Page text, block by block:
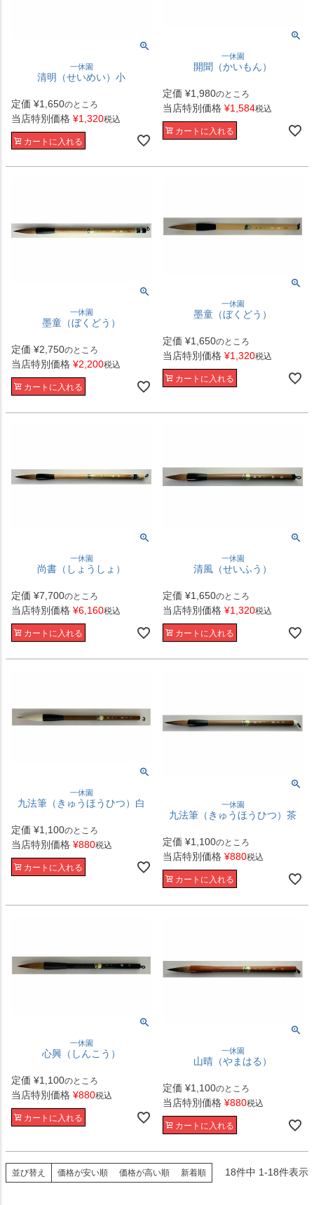
一休園
清明（せいめい）小
定価 ¥1,650のところ
当店特別価格 ¥1,320税込
カートに入れる
一休園
開聞（かいもん）
定価 ¥1,980のところ
当店特別価格 ¥1,584税込
カートに入れる
一休園
墨童（ぼくどう）
定価 ¥2,750のところ
当店特別価格 ¥2,200税込
カートに入れる
一休園
墨童（ぼくどう）
定価 ¥1,650のところ
当店特別価格 ¥1,320税込
カートに入れる
一休園
尚書（しょうしょ）
定価 ¥7,700のところ
当店特別価格 ¥6,160税込
カートに入れる
一休園
清風（せいふう）
定価 ¥1,650のところ
当店特別価格 ¥1,320税込
カートに入れる
一休園
九法筆（きゅうほうひつ）白
定価 ¥1,100のところ
当店特別価格 ¥880税込
カートに入れる
一休園
九法筆（きゅうほうひつ）茶
定価 ¥1,100のところ
当店特別価格 ¥880税込
カートに入れる
一休園
心興（しんこう）
定価 ¥1,100のところ
当店特別価格 ¥880税込
カートに入れる
一休園
山晴（やまはる）
定価 ¥1,100のところ
当店特別価格 ¥880税込
カートに入れる
並び替え 価格が安い順 価格が高い順 新着順 18件中 1-18件表示